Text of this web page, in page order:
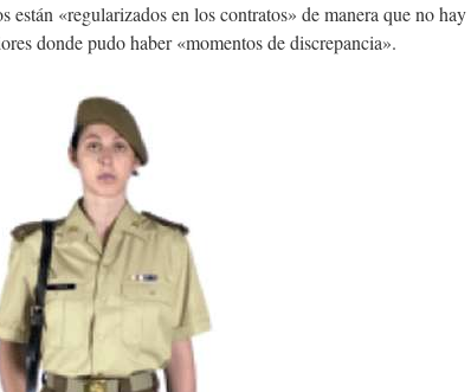
están «regularizados en los contratos» de manera que no hay
donde pudo haber «momentos de discrepancia».